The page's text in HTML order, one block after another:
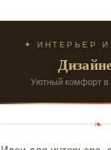
✦ ИНТЕРЬЕР И
Уютный комфорт
❧